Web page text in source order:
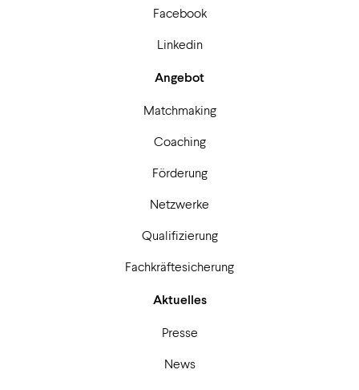
Facebook
Linkedin
Angebot
Matchmaking
Coaching
Förderung
Netzwerke
Qualifizierung
Fachkräftesicherung
Aktuelles
Presse
News